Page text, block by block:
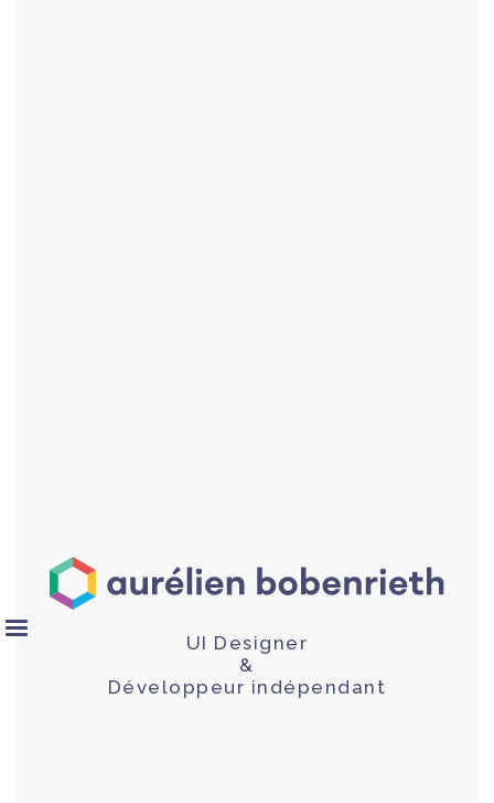
UI Designer
&
Développeur indépendant